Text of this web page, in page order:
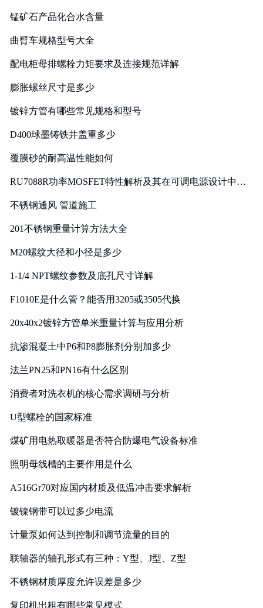
锰矿石产品化合水含量
曲臂车规格型号大全
配电柜母排螺栓力矩要求及连接规范详解
膨胀螺丝尺寸是多少
镀锌方管有哪些常见规格和型号
D400球墨铸铁井盖重多少
覆膜砂的耐高温性能如何
RU7088R功率MOSFET特性解析及其在可调电源设计中的
不锈钢通风 管道施工
201不锈钢重量计算方法大全
M20螺纹大径和小径是多少
1-1/4 NPT螺纹参数及底孔尺寸详解
F1010E是什么管？能否用3205或3505代换
20x40x2镀锌方管单米重量计算与应用分析
抗渗混凝土中P6和P8膨胀剂分别加多少
法兰PN25和PN16有什么区别
消费者对洗衣机的核心需求调研与分析
U型螺栓的国家标准
煤矿用电热取暖器是否符合防爆电气设备标准
照明母线槽的主要作用是什么
A516Gr70对应国内材质及低温冲击要求解析
镀镍钢带可以过多少电流
计量泵如何达到控制和调节流量的目的
联轴器的轴孔形式有三种：Y型、J型、Z型
不锈钢材质厚度允许误差是多少
复印机出租有哪些常见模式